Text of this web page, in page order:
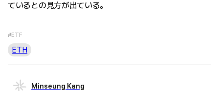
ているとの見方が出ている。
#ETF
ETH
Minseung Kang